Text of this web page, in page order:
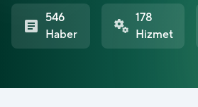
article
546
Haber
miscellaneous_services
178
Hizmet